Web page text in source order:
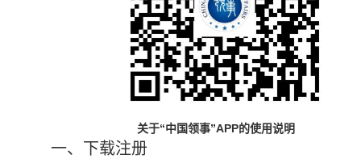
关于“中国领事”APP的使用说明
一、下载注册